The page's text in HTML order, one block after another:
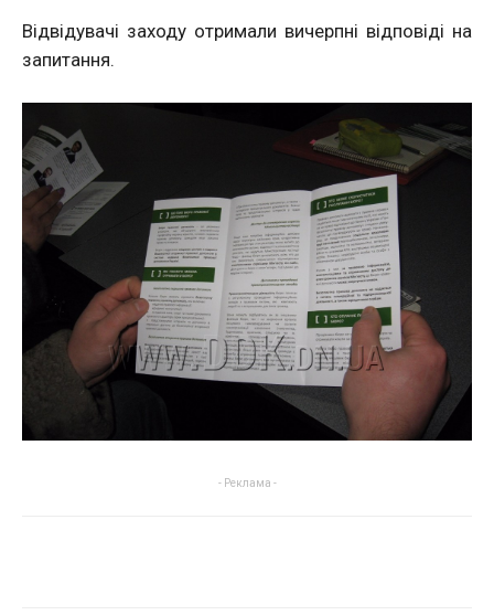
Відвідувачі заходу отримали вичерпні відповіді на
запитання.
- Реклама -